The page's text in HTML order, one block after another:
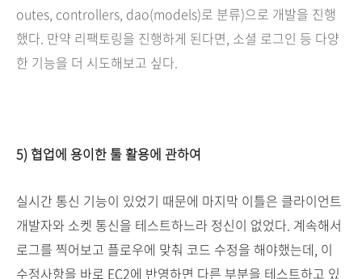
outes, controllers, dao(models)로 분류)으로 개발을 진행
했다. 만약 리팩토링을 진행하게 된다면, 소셜 로그인 등 다양
한 기능을 더 시도해보고 싶다.
5) 협업에 용이한 툴 활용에 관하여
실시간 통신 기능이 있었기 때문에 마지막 이틀은 클라이언트
개발자와 소켓 통신을 테스트하느라 정신이 없었다. 계속해서
로그를 찍어보고 플로우에 맞춰 코드 수정을 해야했는데, 이
수정사항을 바로 EC2에 반영하면 다른 부분을 테스트하고 있